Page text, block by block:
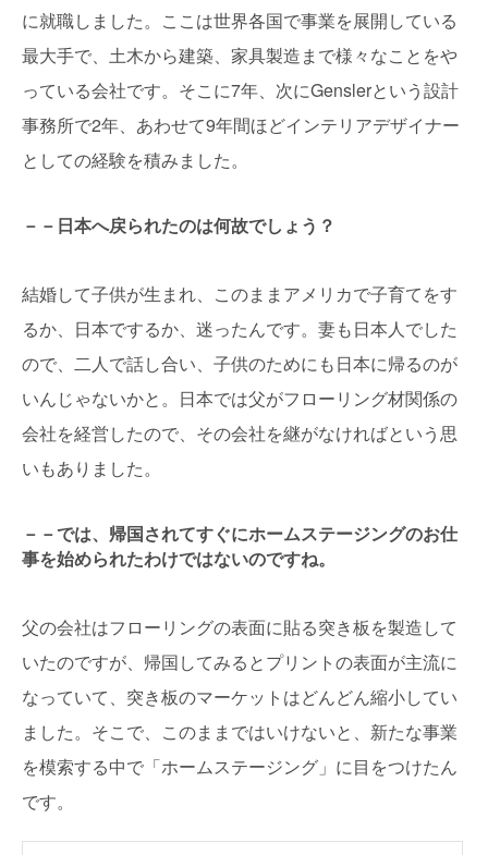
に就職しました。ここは世界各国で事業を展開している
最大手で、土木から建築、家具製造まで様々なことをや
っている会社です。そこに7年、次にGenslerという設計
事務所で2年、あわせて9年間ほどインテリアデザイナー
としての経験を積みました。
－－日本へ戻られたのは何故でしょう？
結婚して子供が生まれ、このままアメリカで子育てをす
るか、日本でするか、迷ったんです。妻も日本人でした
ので、二人で話し合い、子供のためにも日本に帰るのが
いんじゃないかと。日本では父がフローリング材関係の
会社を経営したので、その会社を継がなければという思
いもありました。
－－では、帰国されてすぐにホームステージングのお仕
事を始められたわけではないのですね。
父の会社はフローリングの表面に貼る突き板を製造して
いたのですが、帰国してみるとプリントの表面が主流に
なっていて、突き板のマーケットはどんどん縮小してい
ました。そこで、このままではいけないと、新たな事業
を模索する中で「ホームステージング」に目をつけたん
です。